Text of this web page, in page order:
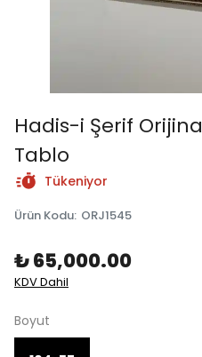
Hadis-i Şerif
Tablo
Tükeniyor
Ürün Kodu: ORJ1545
₺ 65,000.00
KDV Dahil
Boyut